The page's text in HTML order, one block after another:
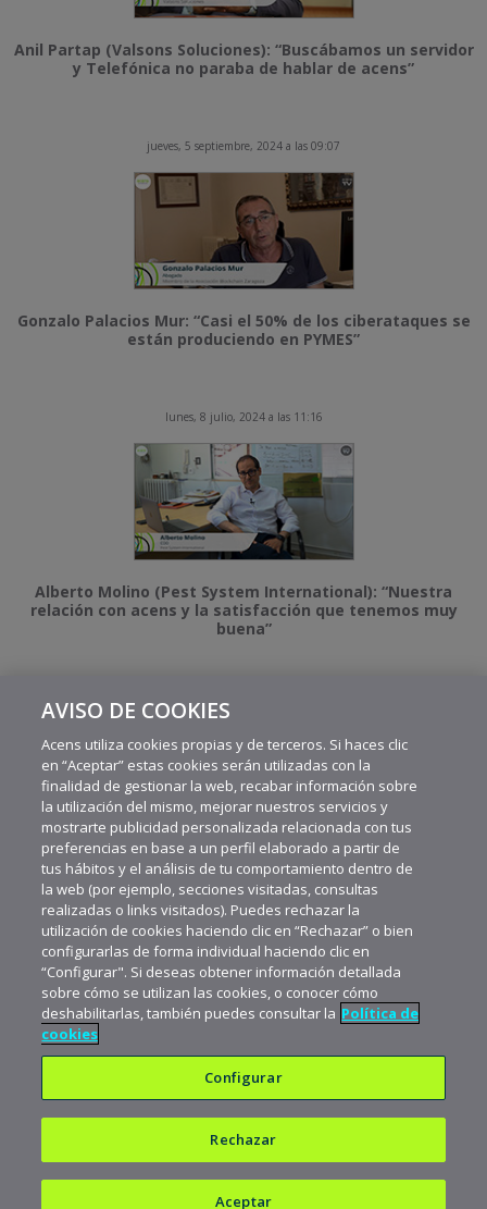
Anil Partap (Valsons Soluciones): “Buscábamos un servidor
y Telefónica no paraba de hablar de acens”
jueves, 5 septiembre, 2024 a las 09:07
Gonzalo Palacios Mur: “Casi el 50% de los ciberataques se
están produciendo en PYMES”
lunes, 8 julio, 2024 a las 11:16
Alberto Molino (Pest System International): “Nuestra
relación con acens y la satisfacción que tenemos muy
buena”
MÁS VIDEOS RECIENTES
Política de privacidad
Política de cookies
AVISO DE COOKIES
Acens utiliza cookies propias y de terceros. Si haces clic
en “Aceptar” estas cookies serán utilizadas con la
finalidad de gestionar la web, recabar información sobre
la utilización del mismo, mejorar nuestros servicios y
mostrarte publicidad personalizada relacionada con tus
preferencias en base a un perfil elaborado a partir de
tus hábitos y el análisis de tu comportamiento dentro de
la web (por ejemplo, secciones visitadas, consultas
realizadas o links visitados). Puedes rechazar la
utilización de cookies haciendo clic en “Rechazar” o bien
configurarlas de forma individual haciendo clic en
“Configurar". Si deseas obtener información detallada
sobre cómo se utilizan las cookies, o conocer cómo
deshabilitarlas, también puedes consultar la Política de
cookies
Configurar
Rechazar
Aceptar